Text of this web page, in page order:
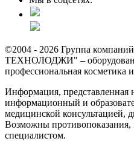
©2004 - 2026 Группа
ТЕХНОЛОДЖИ" –
профессиональная косметика
Информация, представленная
информационный и
медицинской консультацией,
Возможны противопоказания,
специалистом.